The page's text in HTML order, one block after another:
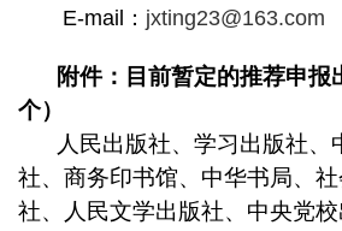
E-mail ： jxting23@163.com
附件：目前暂定的推荐申报
个）
人民出版社、学习出版社、
社、商务印书馆、中华书局、
社、人民文学出版社、中央党